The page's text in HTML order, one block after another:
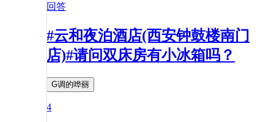
回答
#云和夜泊酒店(西安钟鼓楼南门
店)#请问双床房有小冰箱吗？
G调的哗丽
4